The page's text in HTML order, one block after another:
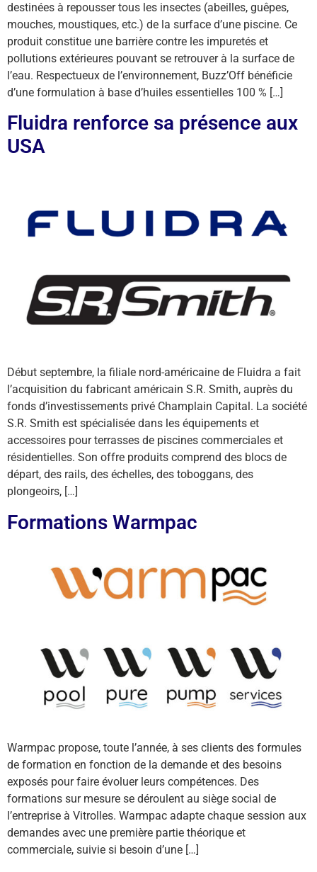
destinées à repousser tous les insectes (abeilles, guêpes,
mouches, moustiques, etc.) de la surface d’une piscine. Ce
produit constitue une barrière contre les impuretés et
pollutions extérieures pouvant se retrouver à la surface de
l’eau. Respectueux de l’environnement, Buzz’Off bénéficie
d’une formulation à base d’huiles essentielles 100 % […]
Fluidra renforce sa présence aux
USA
Début septembre, la filiale nord-américaine de Fluidra a fait
l’acquisition du fabricant américain S.R. Smith, auprès du
fonds d’investissements privé Champlain Capital. La société
S.R. Smith est spécialisée dans les équipements et
accessoires pour terrasses de piscines commerciales et
résidentielles. Son offre produits comprend des blocs de
départ, des rails, des échelles, des toboggans, des
plongeoirs, […]
Formations Warmpac
Warmpac propose, toute l’année, à ses clients des formules
de formation en fonction de la demande et des besoins
exposés pour faire évoluer leurs compétences. Des
formations sur mesure se déroulent au siège social de
l’entreprise à Vitrolles. Warmpac adapte chaque session aux
demandes avec une première partie théorique et
commerciale, suivie si besoin d’une […]